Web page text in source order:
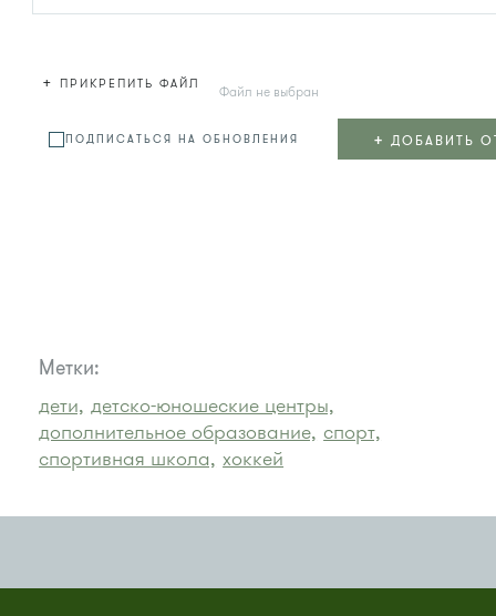
+ ПРИКРЕПИТЬ ФАЙЛ Файл не выбран
ПОДПИСАТЬСЯ НА ОБНОВЛЕНИЯ + ДОБАВИТЬ
Метки:
дети, детско-юношеские центры,
дополнительное образование, спорт,
спортивная школа, хоккей